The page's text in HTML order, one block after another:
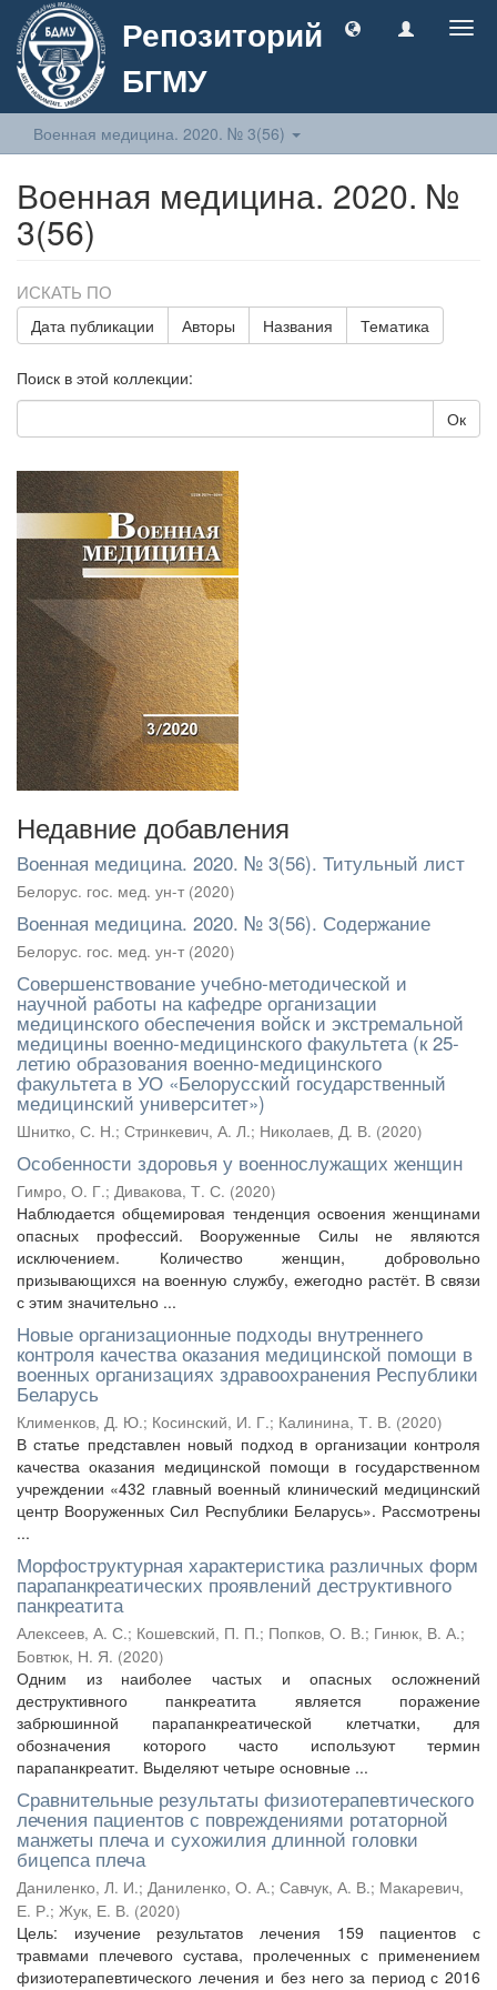
Репозиторий
БГМУ
Военная медицина. 2020. № 3(56)
Военная медицина. 2020. №
3(56)
ИСКАТЬ ПО
Дата публикации Авторы Названия Тематика
Поиск в этой коллекции:
Ок
Недавние добавления
Военная медицина. 2020. № 3(56). Титульный лист
Белорус. гос. мед. ун-т (2020)
Военная медицина. 2020. № 3(56). Содержание
Белорус. гос. мед. ун-т (2020)
Совершенствование учебно-методической и
научной работы на кафедре организации
медицинского обеспечения войск и экстремальной
медицины военно-медицинского факультета (к 25-
летию образования военно-медицинского
факультета в УО «Белорусский государственный
медицинский университет»)
Шнитко, С. Н.; Стринкевич, А. Л.; Николаев, Д. В. (2020)
Особенности здоровья у военнослужащих женщин
Гимро, О. Г.; Дивакова, Т. С. (2020)
Наблюдается общемировая тенденция освоения женщинами
опасных профессий. Вооруженные Силы не являются
исключением. Количество женщин, добровольно
призывающихся на военную службу, ежегодно растёт. В связи
с этим значительно ...
Новые организационные подходы внутреннего
контроля качества оказания медицинской помощи в
военных организациях здравоохранения Республики
Беларусь
Клименков, Д. Ю.; Косинский, И. Г.; Калинина, Т. В. (2020)
В статье представлен новый подход в организации контроля
качества оказания медицинской помощи в государственном
учреждении «432 главный военный клинический медицинский
центр Вооруженных Сил Республики Беларусь». Рассмотрены
...
Морфоструктурная характеристика различных форм
парапанкреатических проявлений деструктивного
панкреатита
Алексеев, А. С.; Кошевский, П. П.; Попков, О. В.; Гинюк, В. А.;
Бовтюк, Н. Я. (2020)
Одним из наиболее частых и опасных осложнений
деструктивного панкреатита является поражение
забрюшинной парапанкреатической клетчатки, для
обозначения которого часто используют термин
парапанкреатит. Выделяют четыре основные ...
Сравнительные результаты физиотерапевтического
лечения пациентов с повреждениями ротаторной
манжеты плеча и сухожилия длинной головки
бицепса плеча
Даниленко, Л. И.; Даниленко, О. А.; Савчук, А. В.; Макаревич,
Е. Р.; Жук, Е. В. (2020)
Цель: изучение результатов лечения 159 пациентов с
травмами плечевого сустава, пролеченных с применением
физиотерапевтического лечения и без него за период с 2016